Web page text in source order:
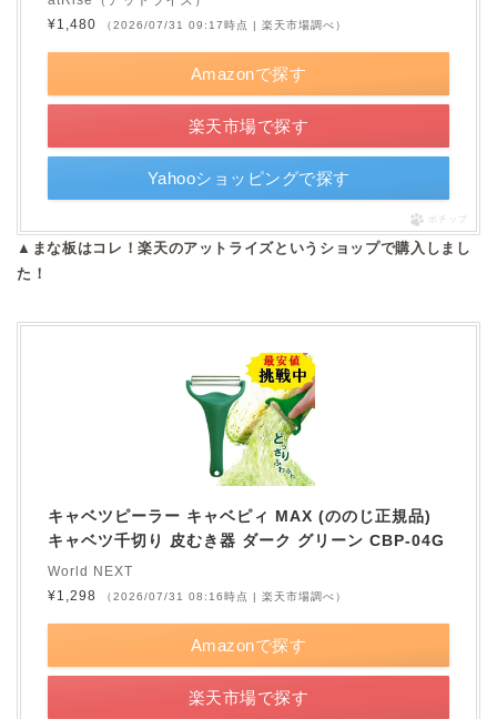
¥1,480
（2026/07/31 09:17時点 | 楽天市場調べ）
Amazonで探す
楽天市場で探す
Yahooショッピングで探す
ポチップ
▲まな板はコレ！楽天のアットライズというショップで購入しまし
た！
キャベツピーラー キャベピィ MAX (ののじ正規品)
キャベツ千切り 皮むき器 ダーク グリーン CBP-04G
World NEXT
¥1,298
（2026/07/31 08:16時点 | 楽天市場調べ）
Amazonで探す
楽天市場で探す